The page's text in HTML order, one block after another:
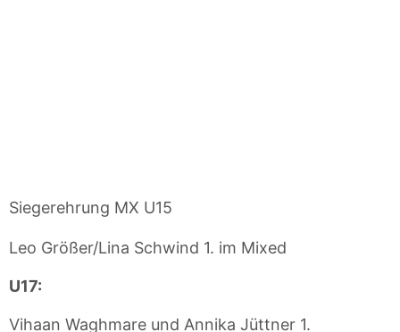
Siegerehrung MX U15
Leo Größer/Lina Schwind 1. im Mixed
U17:
Vihaan Waghmare und Annika Jüttner 1.